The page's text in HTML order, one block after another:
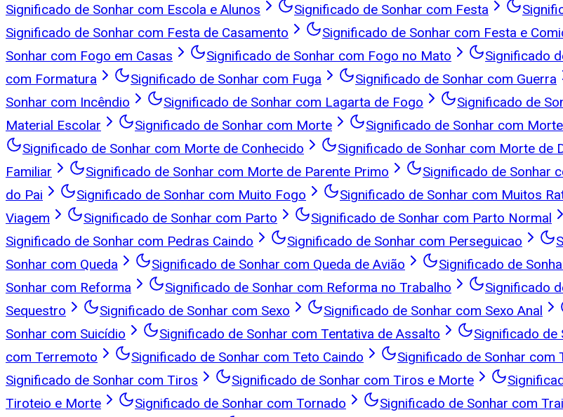
Significado de Sonhar com Escola e Alunos
Significado de Sonhar com Festa
Significado de Sonhar com Festa de Casamento
Significado de Sonhar com Festa e
Sonhar com Fogo em Casas
Significado de Sonhar com Fogo no Mato Significado
com Formatura
Significado de Sonhar com Fuga Significado de Sonhar com Guerra
Sonhar com Incêndio
Significado de Sonhar com Lagarta de Fogo Significado de
Material Escolar
Significado de Sonhar com Morte Significado de Sonhar com
Significado de Sonhar com Morte de Conhecido
Significado de Sonhar com Morte de
Familiar
Significado de Sonhar com Morte de Parente Primo Significado de Sonhar
do Pai
Significado de Sonhar com Muito Fogo Significado de Sonhar com Muitos
Viagem
Significado de Sonhar com Parto Significado de Sonhar com Parto Normal
Significado de Sonhar com Pedras Caindo
Significado de Sonhar com Perseguicao
Sonhar com Queda
Significado de Sonhar com Queda de Avião Significado de
Sonhar com Reforma
Significado de Sonhar com Reforma no Trabalho Significado
Sequestro
Significado de Sonhar com Sexo Significado de Sonhar com Sexo Anal
Sonhar com Suicídio
Significado de Sonhar com Tentativa de Assalto Significado de
com Terremoto
Significado de Sonhar com Teto Caindo Significado de Sonhar com
Significado de Sonhar com Tiros
Significado de Sonhar com Tiros e Morte
Tiroteio e Morte
Significado de Sonhar com Tornado Significado de Sonhar com